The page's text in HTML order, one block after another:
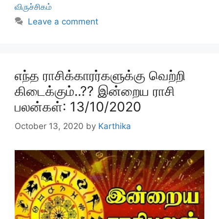
விருச்சிகம்
Leave a comment
எந்த ராசிக்காரர்களுக்கு வெற்றி
கிடைக்கும்..?? இன்றைய ராசி
பலன்கள்: 13/10/2020
October 13, 2020 by Karthika